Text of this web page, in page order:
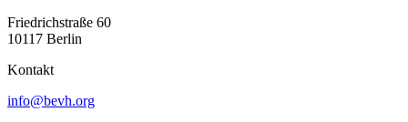
Friedrichstraße 60
10117 Berlin
Kontakt
info@bevh.org